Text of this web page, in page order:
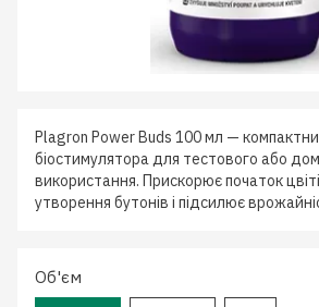
Plagron Power Buds 100 мл —
біостимулятора для тестового або
використання. Прискорює початок
утворення бутонів і підсилює
Об'єм